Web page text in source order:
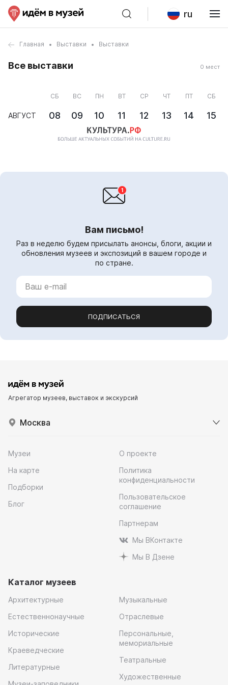
ru
Главная Выставки Выставки
Все выставки 0 мест
АВГУСТ
СБ
08
ВС
09
ПН
10
ВТ
11
СР
12
ЧТ
13
ПТ
14
СБ
15
Вам письмо!
Раз в неделю будем присылать анонсы, блоги, акции и
обновления музеев и экспозиций в вашем городе и
по стране.
ПОДПИСАТЬСЯ
Агрегатор музеев, выставок и экскурсий
Москва
Музеи
На карте
Подборки
Блог
О проекте
Политика
конфиденциальности
Пользовательское
соглашение
Партнерам
Мы ВКонтакте
Мы В Дзене
Каталог музеев
Архитектурные
Естественнонаучные
Исторические
Краеведческие
Литературные
Музыкальные
Отраслевые
Персональные,
мемориальные
Театральные
Художественные